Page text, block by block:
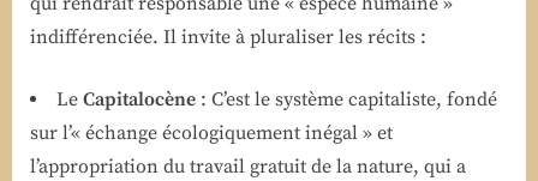
indifférenciée. Il invite à pluraliser les récits :
Le Capitalocène : C’est le système capitaliste, fondé
sur l’« échange écologiquement inégal » et
l’appropriation du travail gratuit de la nature, qui a